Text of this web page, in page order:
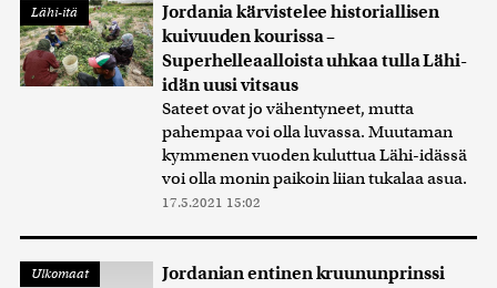
Lähi-itä
Jordania kärvistelee historiallisen
kuivuuden kourissa –
Superhelleaalloista uhkaa tulla Lähi-
idän uusi vitsaus
Sateet ovat jo vähentyneet, mutta
pahempaa voi olla luvassa. Muutaman
kymmenen vuoden kuluttua Lähi-idässä
voi olla monin paikoin liian tukalaa asua.
17.5.2021 15:02
Ulkomaat
Jordanian entinen kruununprinssi